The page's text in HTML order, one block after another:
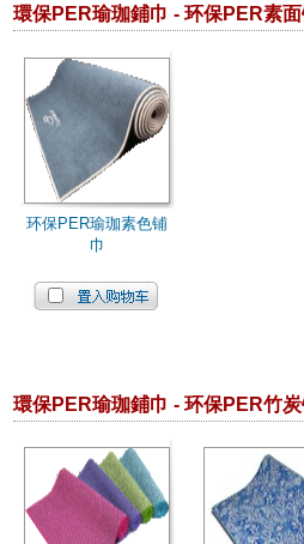
環保PER瑜珈鋪巾 - 环保PER素面
环保PER瑜珈素色铺
巾
環保PER瑜珈鋪巾 - 环保PER竹炭